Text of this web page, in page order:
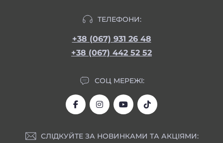
ТЕЛЕФОНИ:
+38 (067) 931 26 48
+38 (067) 442 52 52
СОЦ МЕРЕЖІ:
СЛІДКУЙТЕ ЗА НОВИНКАМИ ТА АКЦІЯМИ: